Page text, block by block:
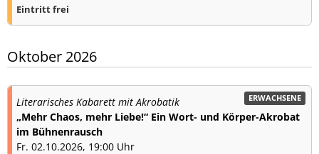
Eintritt frei
Oktober 2026
ERWACHSENE
Literarisches Kabarett mit Akrobatik
„Mehr Chaos, mehr Liebe!“ Ein Wort- und Körper-Akrobat
im Bühnenrausch
Fr. 02.10.2026, 19:00 Uhr